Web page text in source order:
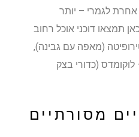
לגמרי – יותר
דוכני אוכל רחוב
(מאפה עם גבינה),
(כדורי בצק
מסורתיים